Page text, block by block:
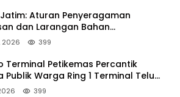
Jatim: Aturan Penyeragaman
dan Larangan Bahan
Berpotensi Ganggu Industri
2026 399
Terminal Petikemas Percantik
Publik Warga Ring 1 Terminal Teluk
Lewat Program TJSL
399